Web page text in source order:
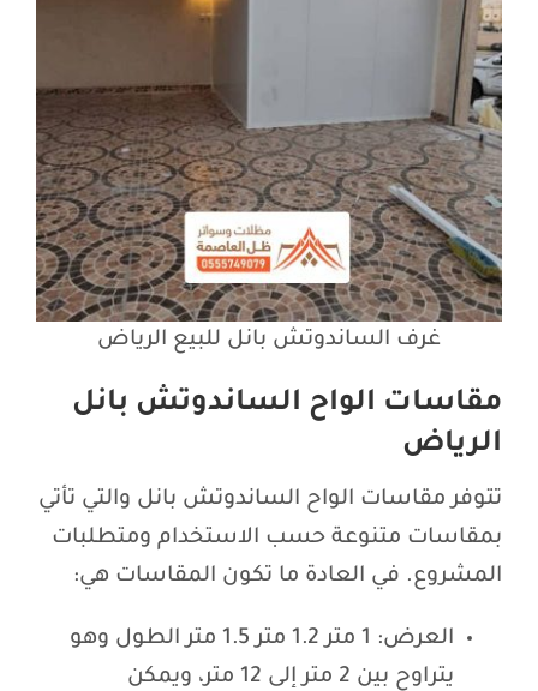
غرف الساندوتش بانل للبيع الرياض
مقاسات الواح الساندوتش بانل
الرياض
تتوفر مقاسات الواح الساندوتش بانل والتي تأتي
بمقاسات متنوعة حسب الاستخدام ومتطلبات
المشروع. في العادة ما تكون المقاسات هي:
العرض: 1 متر 1.2 متر 1.5 متر الطول وهو
يتراوح بين 2 متر إلى 12 متر، ويمكن